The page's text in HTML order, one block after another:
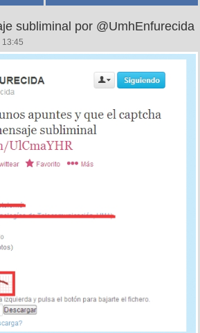
subliminal por @UmhEnfurecida
13:45